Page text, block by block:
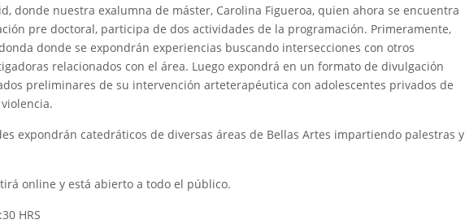
donde nuestra exalumna de máster, Carolina Figueroa, quien ahora se encuentra
pre doctoral, participa de dos actividades de la programación. Primeramente,
donde se expondrán experiencias buscando intersecciones con otros
relacionados con el área. Luego expondrá en un formato de divulgación
preliminares de su intervención arteterapéutica con adolescentes privados de
expondrán catedráticos de diversas áreas de Bellas Artes impartiendo palestras y
online y está abierto a todo el público.
HRS